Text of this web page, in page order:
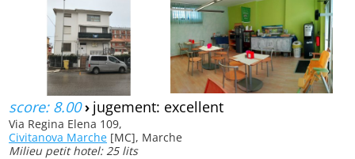
score: 8.00› jugement: excellent
Via Regina Elena 109,
Civitanova Marche [MC], Marche
Milieu petit hotel: 25 lits